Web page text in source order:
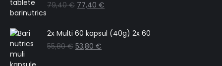
79,40€ 77,40 €
2x Multi 60 kapsul (40g) 2x 60
55,80€ 53,80 €